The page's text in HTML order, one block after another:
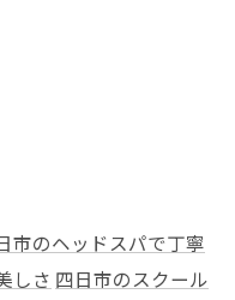
市のヘッドスパで丁寧
しさ 四日市のスクール